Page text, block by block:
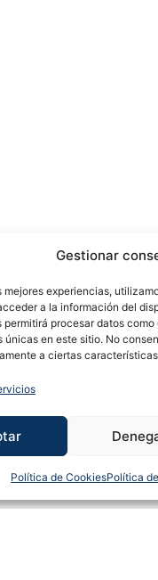
Gestionar
mejores experiencias,
a la información del
permitirá procesar datos
en este sitio. No
a ciertas
Política de CookiesPolítica
de vueltas por